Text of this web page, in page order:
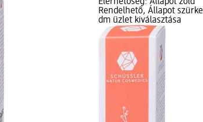
Rendelhető, Állapot szürke
dm üzlet kiválasztása